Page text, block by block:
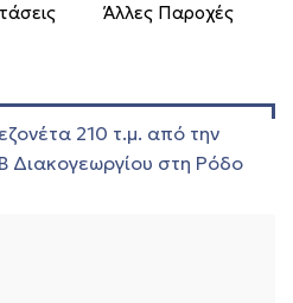
Άλλες Παροχές